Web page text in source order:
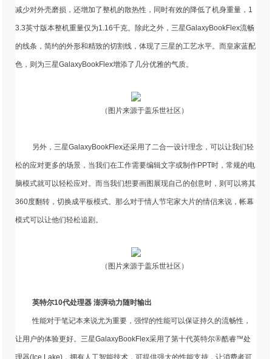
减少对外壳磨损，还增加了整机的散热性，同时有效的降低了机身重量，1
3.3英寸版本整机重量仅为1.16千克。除此之外，三星GalaxyBookFlex流畅
的线条，简约的外形和精致的切割线，体现了三星的工艺水平。而皇家蓝配
色，则为三星GalaxyBookFlex增添了几分优雅的气质。
（图片来源于盖乐世社区）
另外，三星GalaxyBookFlex还采用了二合一设计理念，可以让我们轻
松的应对更多的场景，当我们在工作需要编辑文字或制作PPT时，常规的电
脑模式就可以轻松应对。而当我们想要画图展现自己的创意时，则可以将其
360度翻转，切换成平板模式。那么对于情人节宅家大片的情侣来说，帐幕
模式可以让他们轻松追剧。
（图片来源于盖乐世社区）
英特尔10代处理器 澎湃动力随时输出
性能对于笔记本来说尤为重要，强悍的性能可以保证持久的流畅性，
让用户的体验更好。三星GalaxyBookFlex采用了第十代英特尔®酷睿™处
理器(Ice Lake)，拥有人工智能技术，可提供强大的性能支持，让消费者可